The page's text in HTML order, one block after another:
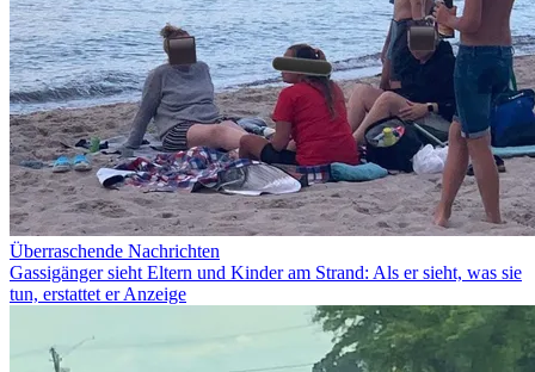
Überraschende Nachrichten
Gassigänger sieht Eltern und Kinder am Strand: Als er sieht, was sie
tun, erstattet er Anzeige